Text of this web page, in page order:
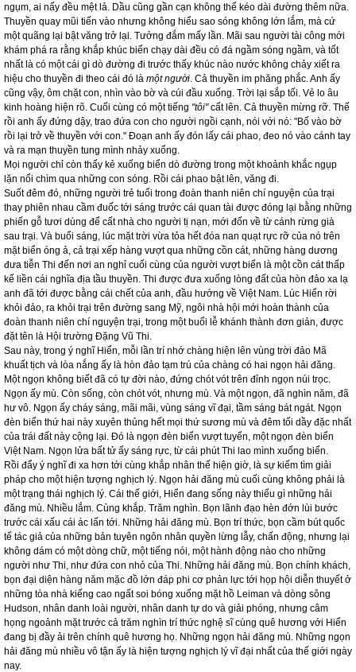
ngụm, ai nấy đều mệt lả. Dầu cũng gần cạn không thể kéo dài đường thêm nữa.
Thuyền quay mũi tiến vào nhưng không hiểu sao sóng không lớn lắm, mà cứ
một quãng lại bật văng trở lại. Tưởng đắm mấy lần. Mãi sau người tài công mới
khám phá ra rằng khắp khúc biển chạy dài đều có đá ngầm sóng ngầm, và tốt
nhất là có một cái gì dò đường đi trước thấy khúc nào nước không chảy xiết ra
hiệu cho thuyền đi theo cái đó là một người. Cả thuyền im phăng phắc. Anh ấy
cũng vậy, ôm chặt con, nhìn vào bờ và cúi đầu xuống. Trời lại sắp tối. Vẻ lo âu
kinh hoàng hiện rõ. Cuối cùng có một tiếng "tôi"cất lên. Cả thuyền mừng rỡ. Thế
rồi anh ấy đứng dậy, trao đứa con cho người ngồi cạnh, nói với nó: "Bố vào bờ
rồi lại trở về thuyền với con." Đoạn anh ấy đón lấy cái phao, đeo nó vào cánh tay
và ra mạn thuyền tung mình nhảy xuống.
Mọi người chỉ còn thấy kẻ xuống biển dò đường trong một khoảnh khắc ngụp
lặn nổi chìm qua những con sóng. Rồi cái phao bật lên, văng đi.
Suốt đêm đó, những người trẻ tuổi trong đoàn thanh niên chí nguyện của trại
thay phiên nhau cầm đuốc tới sáng trước cái quan tài được đóng lại bằng những
phiến gỗ tươi dùng để cất nhà cho người tị nạn, mới đốn về từ cánh rừng già
sau trại. Và buổi sáng, lúc mặt trời vừa tỏa hết đóa nan quạt rực rỡ của nó trên
mặt biển óng ả, cả trại xếp hàng vượt qua những cồn cát, những hàng dương
đưa tiễn Thi đến nơi an nghỉ cuối cùng của người vượt biển là một cồn cát thấp
kế liền cái nghĩa địa tầu thuyền. Thi được đưa xuống lòng đất của hòn đảo xa lạ
anh đã tới được bằng cái chết của anh, đầu hướng về Việt Nam. Lúc Hiển rời
khỏi đảo, ra khỏi trại trên đường sang Mỹ, ngôi nhà hội mới hoàn thành của
đoàn thanh niên chí nguyện trại, trong một buổi lễ khánh thành đơn giản, được
đặt tên là Hội trường Đặng Vũ Thi.
Sau này, trong ý nghĩ Hiển, mỗi lần trí nhớ chàng hiện lên vùng trời đảo Mã
khuất tịch và lòa nắng ấy là hòn đảo tạm trú của chàng có hai ngọn hải đăng.
Một ngọn không biết đã có tự đời nào, đứng chót vót trên đỉnh ngọn núi trọc.
Ngọn ấy mù. Còn sống, còn chót vót, nhưng mù. Và một ngọn, đã nghìn năm, đã
hư vô. Ngọn ấy cháy sáng, mãi mãi, vùng sáng vĩ đại, tầm sáng bát ngát. Ngọn
đèn biển thứ hai này xuyên thủng hết mọi thứ sương mù và đêm tối dầy đặc nhất
của trái đất này cộng lại. Đó là ngọn đèn biển vượt tuyến, một ngọn đèn biển
Việt Nam. Ngọn lửa bất tử ấy sáng rực, từ cái phút Thi lao mình xuống biển.
Rồi đẩy ý nghĩ đi xa hơn tới cùng khắp nhân thế hiện giờ, là sự kiếm tìm giải
pháp cho một hiện tượng nghịch lý. Ngọn hải đăng mù cuối cùng không phải là
một trạng thái nghịch lý. Cái thế giới, Hiển đang sống này thiếu gì những hải
đăng mù. Nhiều lắm. Cùng khắp. Trăm nghìn. Bọn lãnh đạo hèn đớn lùi bước
trước cái xấu cái ác lấn tới. Những hải đăng mù. Bọn trí thức, bọn cầm bút quốc
tế tác giả của những bản tuyên ngôn nhân quyền lừng lẫy, chấn động, nhưng lại
không dám có một dòng chữ, một tiếng nói, một hành động nào cho những
người như Thi, như đứa con nhỏ của Thi. Những hải đăng mù. Bọn chính khách,
bọn đại diện hàng năm mặc đồ lớn đáp phi cơ phản lực tới họp hội diễn thuyết ở
những tòa nhà kiếng cao ngất soi bóng xuống mặt hồ Leiman và dòng sông
Hudson, nhân danh loài người, nhân danh tự do và giải phóng, nhưng câm
họng ngoảnh mặt trước cả trăm nghìn trí thức nghệ sĩ cùng quê hương với Hiển
đang bị đầy ải trên chính quê hương họ. Những ngọn hải đăng mù. Những ngọn
hải đăng mù nhiều vô tận ấy là hiện tượng nghịch lý vĩ đại nhất của thế giới ngày
nay.